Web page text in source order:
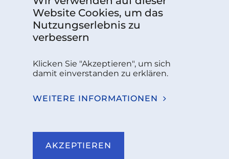
Projekt wird vom Europäischen Kompetenzzentrum
für Cybersicherheit unterstützt.
Follow us:
Website Cookies, um das
Nutzungserlebnis zu
verbessern
Klicken Sie "Akzeptieren", um sich
damit einverstanden zu erklären.
WEITERE INFORMATIONEN
AKZEPTIEREN